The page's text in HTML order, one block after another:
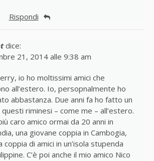
Rispondi
dice:
21, 2014 alle 9:38 am
io ho moltissimi amici che
all’estero. Io, persopnalmente ho
abbastanza. Due anni fa ho fatto un
riminesi – come me – all’estero.
caro amico ormai da 20 anni in
una giovane coppia in Cambogia,
coppia di amici in un’isola stupenda
C’è poi anche il mio amico Nico